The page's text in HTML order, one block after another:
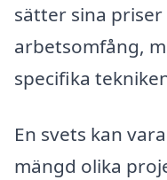
sätter sina
arbetsomfång,
specifika
En svets kan
mängd olika